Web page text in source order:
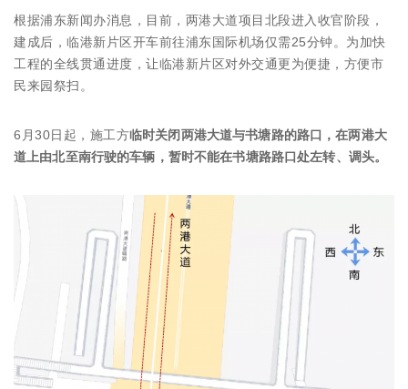
根据浦东新闻办消息，目前，两港大道项目北段进入收官阶段，
建成后，临港新片区开车前往浦东国际机场仅需25分钟。为加快
工程的全线贯通进度，让临港新片区对外交通更为便捷，方便市
民来园祭扫。
6月30日起，施工方临时关闭两港大道与书塘路的路口，在两港大
道上由北至南行驶的车辆，暂时不能在书塘路路口处左转、调头。